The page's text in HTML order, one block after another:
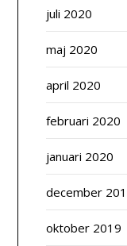
juli 2020
maj 2020
april 2020
februari 2020
januari 2020
december
oktober 2019